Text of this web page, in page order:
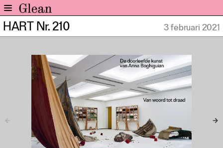
Home
Expo
Interviews
Inzicht
Meer rubrieken
Alle nummers
HART Nr. 210 3 februari 2021